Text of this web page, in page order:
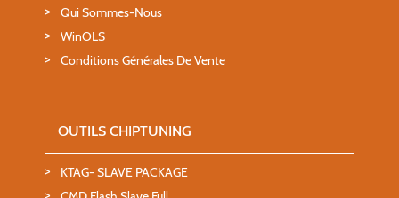
Qui Sommes-Nous
WinOLS
Conditions Générales De Vente
OUTILS CHIPTUNING
KTAG- SLAVE PACKAGE